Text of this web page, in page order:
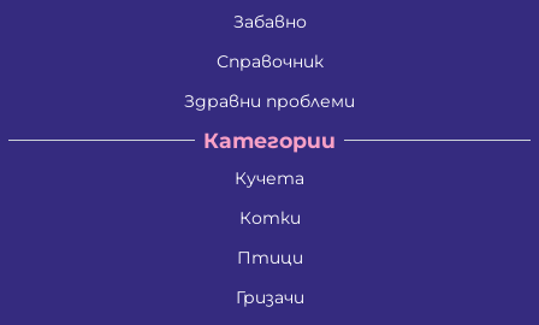
Забавно
Справочник
Здравни проблеми
Категории
Кучета
Котки
Птици
Гризачи